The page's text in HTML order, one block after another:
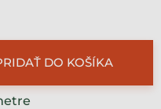
DO KOŠÍKA